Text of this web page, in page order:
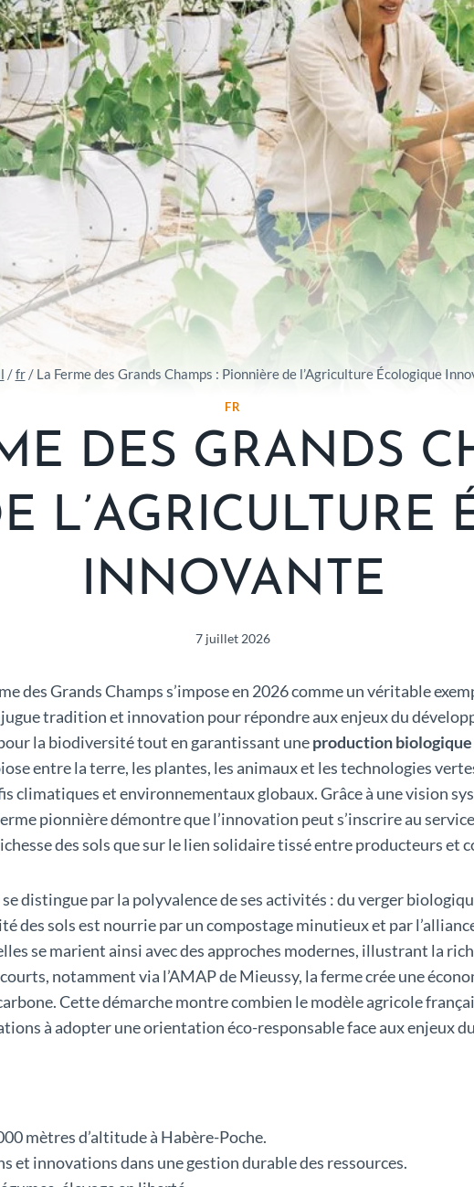
/fr / La Ferme des Grands Champs : Pionnière de l’Agriculture Écologique
FR
DES GRANDS
L’AGRICULTURE
INNOVANTE
7 juillet 2026
des Grands Champs s’impose en 2026 comme un véritable
tradition et innovation pour répondre aux enjeux du
la biodiversité tout en garantissant uneproduction biologique
entre la terre, les plantes, les animaux et les technologies
climatiques et environnementaux globaux. Grâce à une vision
pionnière démontre que l’innovation peut s’inscrire au service
des sols que sur le lien solidaire tissé entre producteurs et
par la polyvalence de ses activités : du verger
sols est nourrie par un compostage minutieux et par
se marient ainsi avec des approches modernes, illustrant la
notamment via l’AMAP de Mieussy, la ferme crée une
Cette démarche montre combien le modèle agricole
à adopter une orientation éco-responsable face aux enjeux
mètres d’altitude à Habère-Poche.
et innovations dans une gestion durable des ressources.